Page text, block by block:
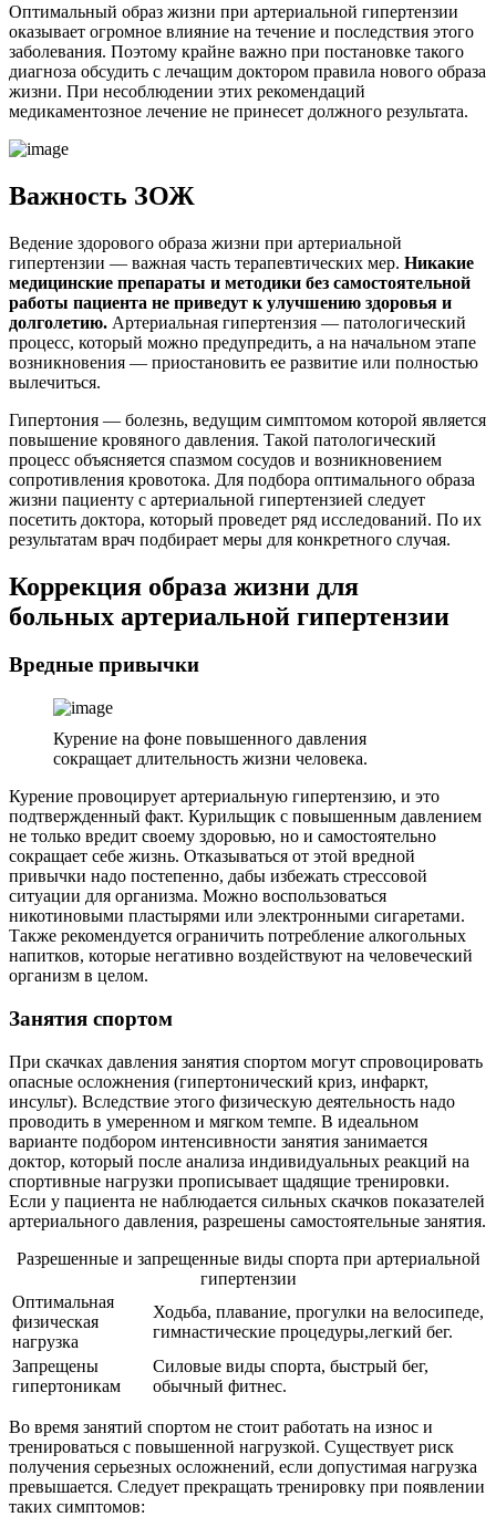
Оптимальный образ жизни при артериальной гипертензии
оказывает огромное влияние на течение и последствия этого
заболевания. Поэтому крайне важно при постановке такого
диагноза обсудить с лечащим доктором правила нового образа
жизни. При несоблюдении этих рекомендаций
медикаментозное лечение не принесет должного результата.
Важность ЗОЖ
Ведение здорового образа жизни при артериальной
гипертензии — важная часть терапевтических мер. Никакие
медицинские препараты и методики без самостоятельной
работы пациента не приведут к улучшению здоровья и
долголетию. Артериальная гипертензия — патологический
процесс, который можно предупредить, а на начальном этапе
возникновения — приостановить ее развитие или полностью
вылечиться.
Гипертония — болезнь, ведущим симптомом которой является
повышение кровяного давления. Такой патологический
процесс объясняется спазмом сосудов и возникновением
сопротивления кровотока. Для подбора оптимального образа
жизни пациенту с артериальной гипертензией следует
посетить доктора, который проведет ряд исследований. По их
результатам врач подбирает меры для конкретного случая.
Коррекция образа жизни для
больных артериальной гипертензии
Вредные привычки
Курение на фоне повышенного давления
сокращает длительность жизни человека.
Курение провоцирует артериальную гипертензию, и это
подтвержденный факт. Курильщик с повышенным давлением
не только вредит своему здоровью, но и самостоятельно
сокращает себе жизнь. Отказываться от этой вредной
привычки надо постепенно, дабы избежать стрессовой
ситуации для организма. Можно воспользоваться
никотиновыми пластырями или электронными сигаретами.
Также рекомендуется ограничить потребление алкогольных
напитков, которые негативно воздействуют на человеческий
организм в целом.
Занятия спортом
При скачках давления занятия спортом могут спровоцировать
опасные осложнения (гипертонический криз, инфаркт,
инсульт). Вследствие этого физическую деятельность надо
проводить в умеренном и мягком темпе. В идеальном
варианте подбором интенсивности занятия занимается
доктор, который после анализа индивидуальных реакций на
спортивные нагрузки прописывает щадящие тренировки.
Если у пациента не наблюдается сильных скачков показателей
артериального давления, разрешены самостоятельные занятия.
Разрешенные и запрещенные виды спорта при артериальной
гипертензии
Оптимальная
физическая
нагрузка
Ходьба, плавание, прогулки на велосипеде,
гимнастические процедуры,легкий бег.
Запрещены
гипертоникам
Силовые виды спорта, быстрый бег,
обычный фитнес.
Во время занятий спортом не стоит работать на износ и
тренироваться с повышенной нагрузкой. Существует риск
получения серьезных осложнений, если допустимая нагрузка
превышается. Следует прекращать тренировку при появлении
таких симптомов: